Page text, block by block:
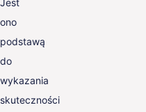
ono
podstawą
do
wykazania
skuteczności